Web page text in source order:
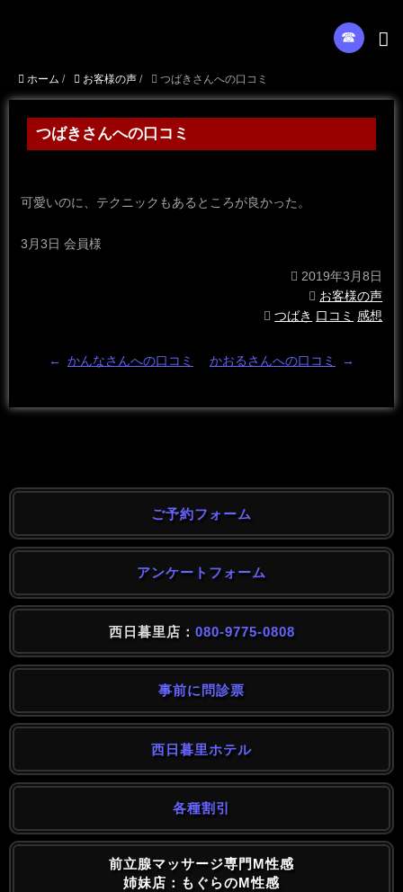
☎︎
ホーム / お客様の声 / つばきさんへの口コミ
つばきさんへの口コミ
可愛いのに、テクニックもあるところが良かった。
3月3日 会員様
2019年3月8日
お客様の声
つばき 口コミ 感想
← かんなさんへの口コミ かおるさんへの口コミ →
ご予約フォーム
アンケートフォーム
西日暮里店： 080-9775-0808
事前に問診票
西日暮里ホテル
各種割引
前立腺マッサージ専門M性感
姉妹店：もぐらのM性感